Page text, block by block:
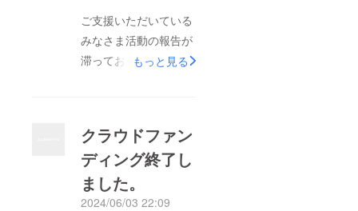
ご支援いただいている
みなさま活動の報告が
滞っておりますが、
日、和歌山県在住の協
力もあり、西山音松さ
んの戸籍謄本を入手す
ることができました。
もっと見る
クラウドファン
ディング終了し
ました。
2024/06/03 22:09